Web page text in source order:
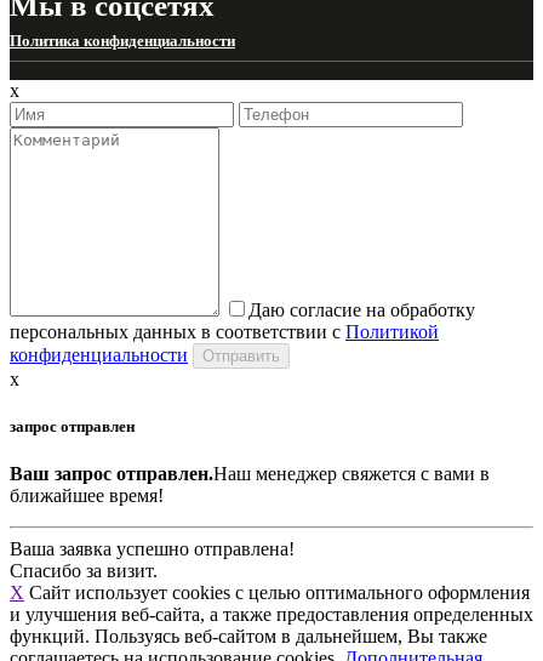
Политика конфиденциальности
x
Даю согласие на обработку
персональных данных в соответствии с Политикой
конфиденциальности
x
запрос отправлен
Ваш запрос отправлен.Наш менеджер свяжется с вами в
ближайшее время!
Ваша заявка успешно отправлена!
Спасибо за визит.
X Сайт использует cookies с целью оптимального оформления
и улучшения веб-сайта, а также предоставления определенных
функций. Пользуясь веб-сайтом в дальнейшем, Вы также